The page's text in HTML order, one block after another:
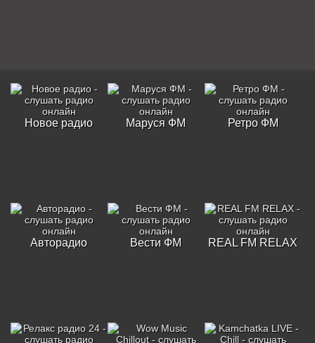
Новое радио Маруся ФМ Ретро ФМ
Авторадио Вести ФМ REAL FM RELAX